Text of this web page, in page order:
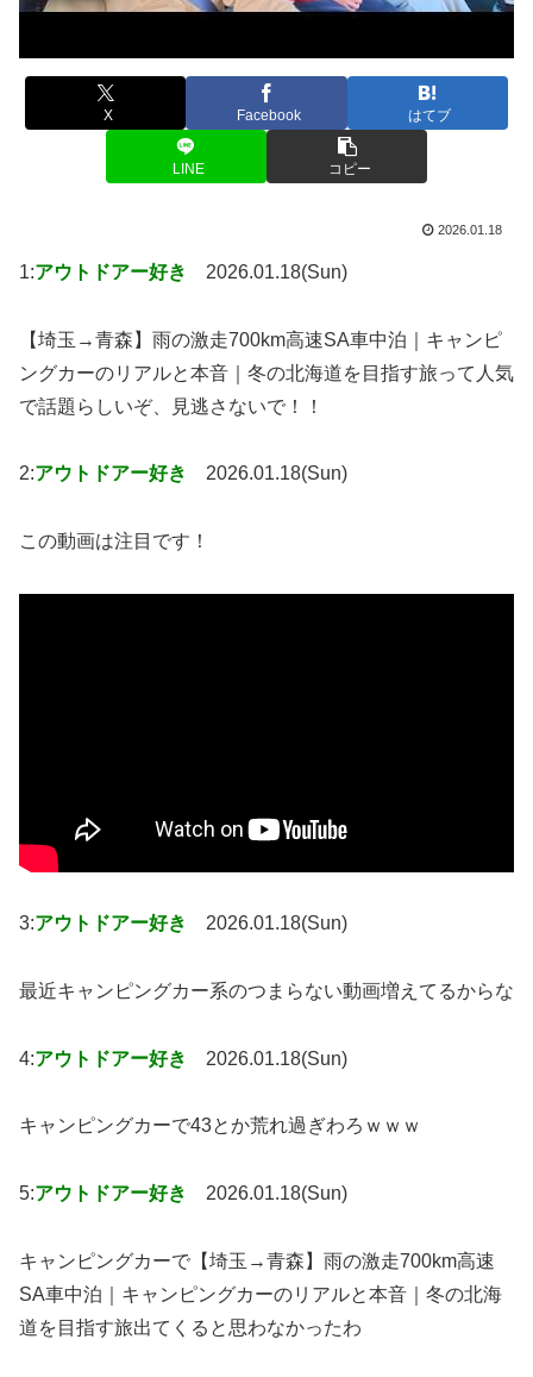
X Facebook はてブ
LINE コピー
2026.01.18
1:アウトドアー好き 2026.01.18(Sun)
【埼玉→青森】雨の激走700km高速SA車中泊｜キャンピ
ングカーのリアルと本音｜冬の北海道を目指す旅って人気
で話題らしいぞ、見逃さないで！！
2:アウトドアー好き 2026.01.18(Sun)
この動画は注目です！
3:アウトドアー好き 2026.01.18(Sun)
最近キャンピングカー系のつまらない動画増えてるからな
4:アウトドアー好き 2026.01.18(Sun)
キャンピングカーで43とか荒れ過ぎわろｗｗｗ
5:アウトドアー好き 2026.01.18(Sun)
キャンピングカーで【埼玉→青森】雨の激走700km高速
SA車中泊｜キャンピングカーのリアルと本音｜冬の北海
道を目指す旅出てくると思わなかったわ